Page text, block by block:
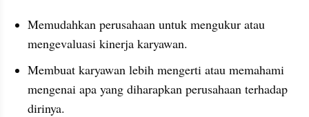
Memudahkan perusahaan untuk mengukur atau
mengevaluasi kinerja karyawan.
Membuat karyawan lebih mengerti atau memahami
mengenai apa yang diharapkan perusahaan terhadap
dirinya.